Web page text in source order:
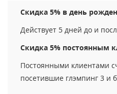
Скидка 5% в день
Действует 5 дней до и
Скидка 5% постоянным
Постоянными клиентами
посетившие глэмпинг 3 и